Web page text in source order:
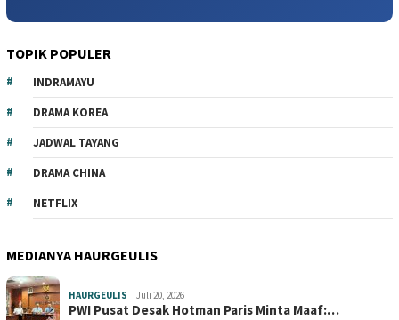
TOPIK POPULER
INDRAMAYU
DRAMA KOREA
JADWAL TAYANG
DRAMA CHINA
NETFLIX
MEDIANYA HAURGEULIS
HAURGEULIS Juli 20, 2026
PWI Pusat Desak Hotman Paris Minta Maaf:…